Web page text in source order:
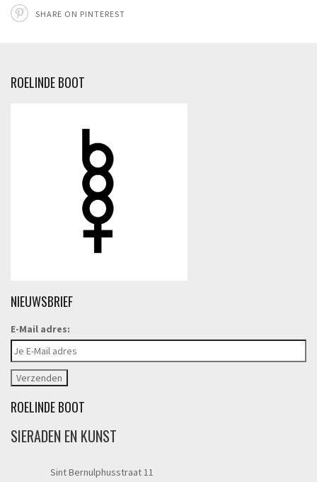
SHARE ON PINTEREST
ROELINDE BOOT
NIEUWSBRIEF
E-Mail adres:
ROELINDE BOOT
SIERADEN EN KUNST
Sint Bernulphusstraat 11